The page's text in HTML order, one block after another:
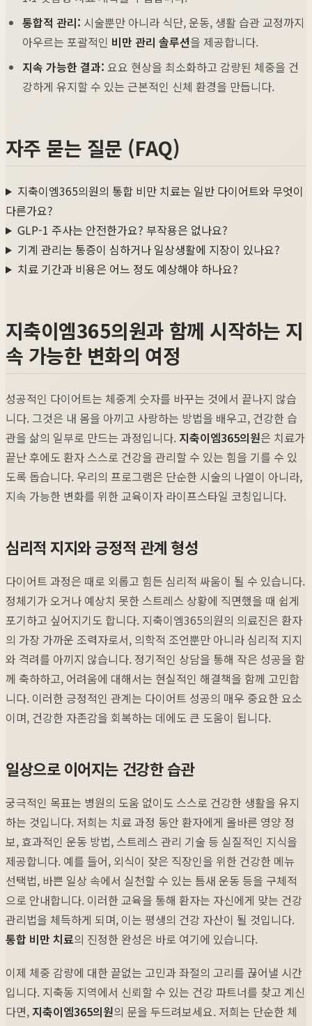
통합적 관리: 시술뿐만 아니라 식단, 운동, 생활 습관 교정까지
아우르는 포괄적인 비만 관리 솔루션을 제공합니다.
지속 가능한 결과: 요요 현상을 최소화하고 감량된 체중을 건
강하게 유지할 수 있는 근본적인 신체 환경을 만듭니다.
자주 묻는 질문 (FAQ)
지축이엠365의원의 통합 비만 치료는 일반 다이어트와 무엇이
다른가요?
GLP-1 주사는 안전한가요? 부작용은 없나요?
기계 관리는 통증이 심하거나 일상생활에 지장이 있나요?
치료 기간과 비용은 어느 정도 예상해야 하나요?
지축이엠365의원과 함께 시작하는 지
속 가능한 변화의 여정
성공적인 다이어트는 체중계 숫자를 바꾸는 것에서 끝나지 않습
니다. 그것은 내 몸을 아끼고 사랑하는 방법을 배우고, 건강한 습
관을 삶의 일부로 만드는 과정입니다. 지축이엠365의원은 치료가
끝난 후에도 환자 스스로 건강을 관리할 수 있는 힘을 기를 수 있
도록 돕습니다. 우리의 프로그램은 단순한 시술의 나열이 아니라,
지속 가능한 변화를 위한 교육이자 라이프스타일 코칭입니다.
심리적 지지와 긍정적 관계 형성
다이어트 과정은 때로 외롭고 힘든 심리적 싸움이 될 수 있습니다.
정체기가 오거나 예상치 못한 스트레스 상황에 직면했을 때 쉽게
포기하고 싶어지기도 합니다. 지축이엠365의원의 의료진은 환자
의 가장 가까운 조력자로서, 의학적 조언뿐만 아니라 심리적 지지
와 격려를 아끼지 않습니다. 정기적인 상담을 통해 작은 성공을 함
께 축하하고, 어려움에 대해서는 현실적인 해결책을 함께 고민합
니다. 이러한 긍정적인 관계는 다이어트 성공의 매우 중요한 요소
이며, 건강한 자존감을 회복하는 데에도 큰 도움이 됩니다.
일상으로 이어지는 건강한 습관
궁극적인 목표는 병원의 도움 없이도 스스로 건강한 생활을 유지
하는 것입니다. 저희는 치료 과정 동안 환자에게 올바른 영양 정
보, 효과적인 운동 방법, 스트레스 관리 기술 등 실질적인 지식을
제공합니다. 예를 들어, 외식이 잦은 직장인을 위한 건강한 메뉴
선택법, 바쁜 일상 속에서 실천할 수 있는 틈새 운동 등을 구체적
으로 안내합니다. 이러한 교육을 통해 환자는 자신에게 맞는 건강
관리법을 체득하게 되며, 이는 평생의 건강 자산이 될 것입니다.
통합 비만 치료의 진정한 완성은 바로 여기에 있습니다.
이제 체중 감량에 대한 끝없는 고민과 좌절의 고리를 끊어낼 시간
입니다. 지축동 지역에서 신뢰할 수 있는 건강 파트너를 찾고 계신
다면, 지축이엠365의원의 문을 두드려보세요. 저희는 단순한 체